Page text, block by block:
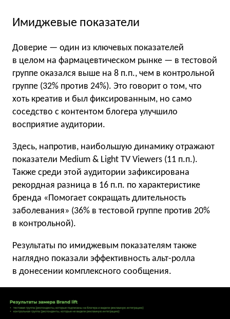
Имиджевые показатели
Доверие — один из ключевых показателей
в целом на фармацевтическом рынке — в тестовой
группе оказался выше на 8 п.п., чем в контрольной
группе (32% против 24%). Это говорит о том, что
хоть креатив и был фиксированным, но само
соседство с контентом блогера улучшило
восприятие аудитории.
Здесь, напротив, наибольшую динамику отражают
показатели Medium & Light TV Viewers (11 п.п.).
Также среди этой аудитории зафиксирована
рекордная разница в 16 п.п. по характеристике
бренда «Помогает сокращать длительность
заболевания» (36% в тестовой группе против 20%
в контрольной).
Результаты по имиджевым показателям также
наглядно показали эффективность альт-ролла
в донесении комплексного сообщения.